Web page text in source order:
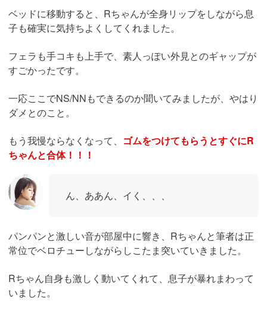
ベッドに移動すると、Rちゃんが全身リップをしながら息
子も確実に気持ちよくしてくれました。
フェラも手コキも上手で、素人っぽい外見とのギャップが
すごかったです。
一応ここでNS/NNもできるのか聞いてみましたが、やはり
ダメとのこと。
もう我慢ならなくなって、 ゴムをつけてもらうとすぐにR
ちゃんと合体！！！
ん、ああん、イく、、、
パンパンと激しい音が部屋中に響き、Rちゃんと筆者は正
常位でベロチューしながらしこたま突いていきました。
Rちゃん自身も激しく動いてくれて、息子が暴れまわって
いました。